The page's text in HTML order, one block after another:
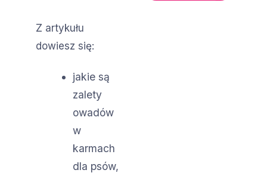
Z artykułu
dowiesz się:
jakie są
zalety
owadów
w
karmach
dla psów,